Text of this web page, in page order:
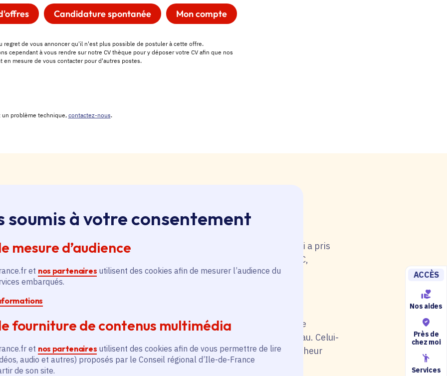
soumis à votre consentement
mesure d’audience
et nos partenaires utilisent des cookies afin de mesurer l’audience du
embarqués.
fourniture de contenus multimédia
et nos partenaires utilisent des cookies afin de vous permettre de lire
audio et autres) proposés par le Conseil régional d’Ile-de-France
de son site.
ACCÈS
Nos aides
Près de
chez moi
Services
apprentissage, stage
sur le bouton « Liste d'offres » pour qu'il soit en rouge. Une anomalie
aussitôt en haut de page. Redescendez au niveau du tableau. Celui-ci a pris
alors faire une recherche par catégorie (emploi de catégorie A/B/C,
filière et département (75, 77, 78, 91, 92, 93, 94, 95).
sur le bouton « Candidature spontanée » pour qu'il soit en rouge. Une
remontez aussitôt en haut de page. Redescendez au niveau du tableau. Celui-
Vous pouvez alors sélectionner siège ou lycées et votre situation (chercheur
publique ou non, apprenti, stagiaire) et candidatez.